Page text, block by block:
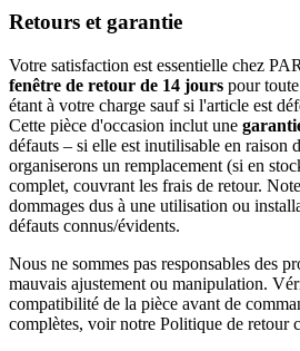
Retours et garantie
Votre satisfaction est essentielle chez
fenêtre de retour de 14 jours pour
étant à votre charge sauf si l'article est
Cette pièce d'occasion inclut une
défauts – si elle est inutilisable en raison
organiserons un remplacement (si en
complet, couvrant les frais de retour.
dommages dus à une utilisation ou
défauts connus/évidents.
Nous ne sommes pas responsables des
mauvais ajustement ou manipulation.
compatibilité de la pièce avant de
complètes, voir notre Politique de retour